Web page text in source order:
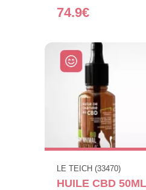
74.9€
LE TEICH (33470)
HUILE CBD